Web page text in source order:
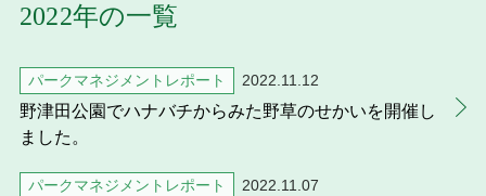
お取引先の皆様へ
プライバシーポリシー
ソーシャルメディアポリシー
2022年の一覧
2022.11.12
パークマネジメントレポート
野津田公園でハナバチからみた野草のせかいを開催し
ました。
2022.11.07
パークマネジメントレポート